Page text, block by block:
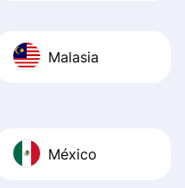
Malasia
México